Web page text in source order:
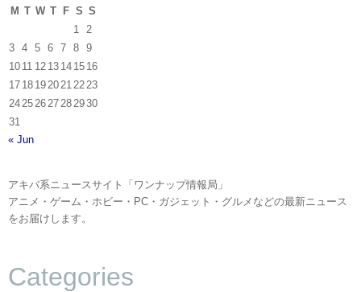
M T W T F S S
1
2
3
4 5 6 7 8
9
10 11 12 13 14 15 16
17 18 1920212223
24252627282930
31
« Jun
アキバ系ニュースサイト「ワンナップ情報局」
アニメ・ゲーム・ホビー・PC・ガジェット・グルメなどの最新ニュース
をお届けします。
Categories